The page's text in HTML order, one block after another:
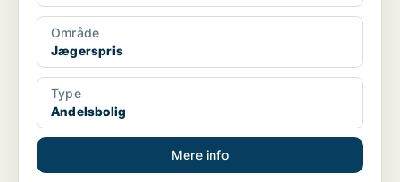
Område
Jægerspris
Type
Andelsbolig
Mere info